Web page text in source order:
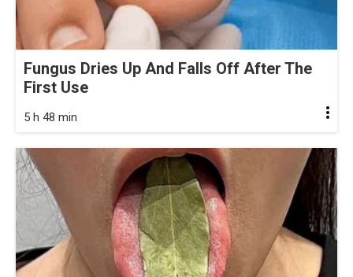
Fungus Dries Up And Falls Off After The
First Use
5 h 48 min